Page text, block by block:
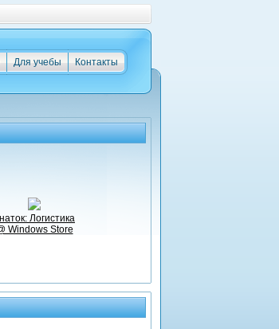
Контакты
Для учебы
Логистика
Windows Store